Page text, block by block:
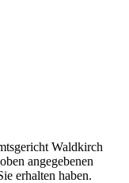
Waldkirch
angegebenen
erhalten haben.